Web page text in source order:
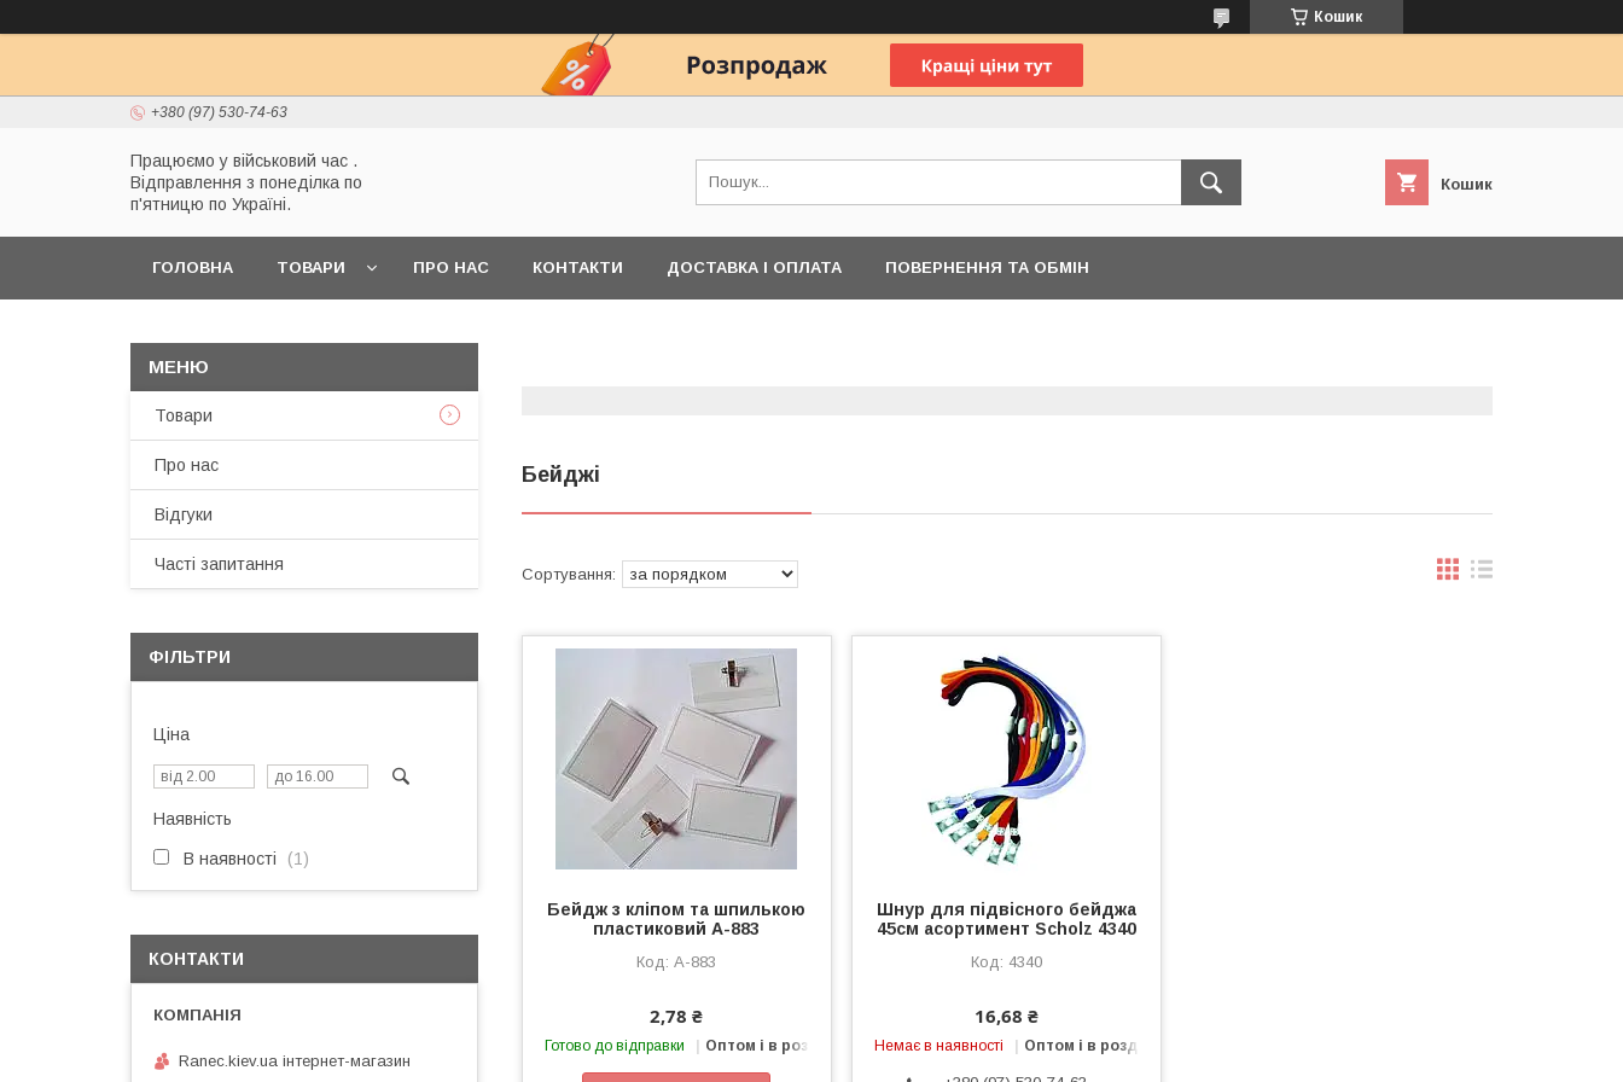
Кошик
+380 (97) 530-74-63
Працюємо у військовий час .
Відправлення з понеділка по
п'ятницю по Україні.
Кошик
ГОЛОВНА ТОВАРИ ПРО НАС КОНТАКТИ ДОСТАВКА І ОПЛАТА ПОВЕРНЕННЯ ТА ОБМІН
Бейджі
Бейдж з кліпом та шпилькою
пластиковий А-883
А-883
2,78 ₴
Готово до відправки Оптом і в роздріб
Шнур для підвісного бейджа
45см асортимент Scholz 4340
4340
16,68 ₴
Немає в наявності Оптом і в роздріб
Товари
Про нас
Відгуки
Часті запитання
ФІЛЬТРИ
Ціна
Наявність
В наявності 1
КОНТАКТИ
Ranec.kiev.ua інтернет-магазин